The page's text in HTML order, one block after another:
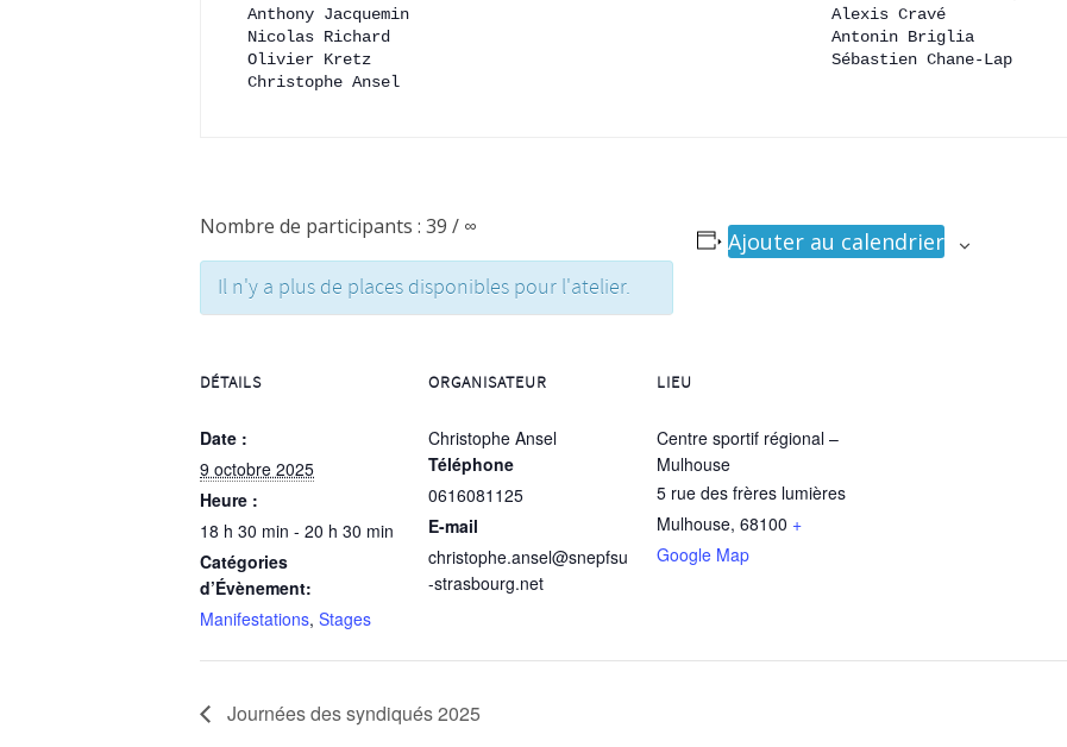
Anthony Jacquemin
Nicolas Richard
Olivier Kretz
Christophe Ansel
Alexis Cravé
Antonin Briglia
Sébastien Chane-Lap
Nombre de participants : 39 / ∞
Il n'y a plus de places disponibles pour l'atelier.
Ajouter au calendrier
DÉTAILS
Date :
9 octobre 2025
Heure :
18 h 30 min - 20 h 30 min
Catégories
d’Évènement:
Manifestations, Stages
ORGANISATEUR
Christophe Ansel
Téléphone
0616081125
E-mail
christophe.ansel@snepfsu
-strasbourg.net
LIEU
Centre sportif régional –
Mulhouse
5 rue des frères lumières
Mulhouse, 68100 +
Google Map
Journées des syndiqués 2025